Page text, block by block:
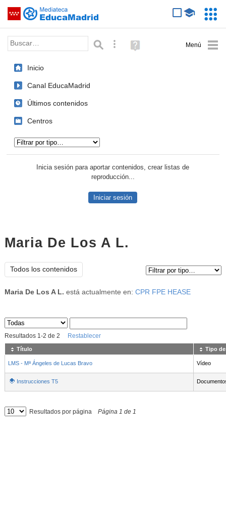
Saltar navegación
Palabra o frase: Búsqueda avanzada
Ayuda
(en
Inicio
Canal EducaMadrid
Últimos contenidos
Centros
Inicia sesión para aportar contenidos, crear listas de
reproducción...
Iniciar sesión
Maria De Los A L.
Todos los contenidos
Maria De Los A L. está actualmente en: CPR FPE HEASE
Sus archivos
Resultados 1-2 de 2 Restablecer
Título Tipo
LMS - Mª Ángeles de Lucas Bravo Vídeo
Instrucciones T5
Resultados por página Página 1 de 1